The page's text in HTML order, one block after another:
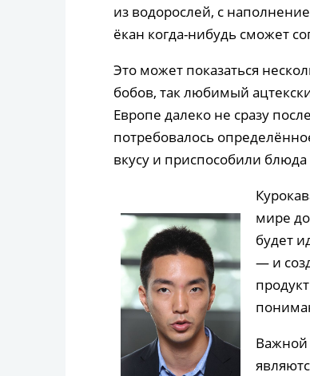
из водорослей, с
ёкан когда-нибудь сможет
Это может показаться
бобов, так любимый
Европе далеко не сразу
потребовалось
вкусу и приспособили блюда
мире
будет
— и
Важной